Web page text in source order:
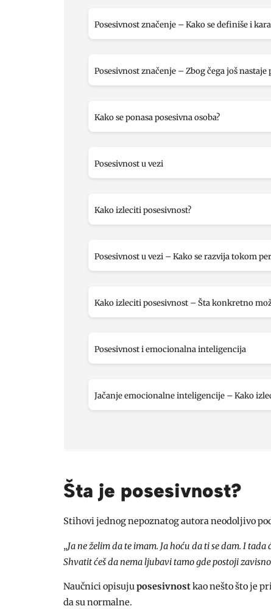
Posesivnost značenje – Kako se definiše i
Posesivnost značenje – Zbog čega još nastaje
Kako se ponasa posesivna osoba?
Posesivnost u vezi
Kako izleciti posesivnost?
Posesivnost u vezi – Kako se razvija tokom
Kako izleciti posesivnost – Šta konkretno
Posesivnost i emocionalna inteligencija
Jačanje emocionalne inteligencije – Kako
Šta je posesivnost?
Stihovi jednog nepoznatog autora neodoljivo
„Ja ne želim da te imam. Ja hoću da ti se dam. I
Shvatit ćeš da nema ljubavi tamo gde postoji
Naučnici opisujuposesivnostkao nešto što je
da su normalne.